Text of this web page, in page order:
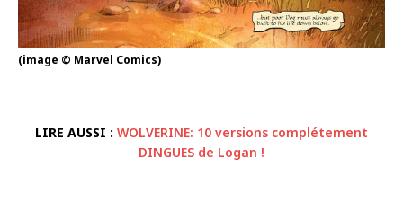
(image © Marvel Comics)
LIRE AUSSI : WOLVERINE: 10 versions complétement
DINGUES de Logan !